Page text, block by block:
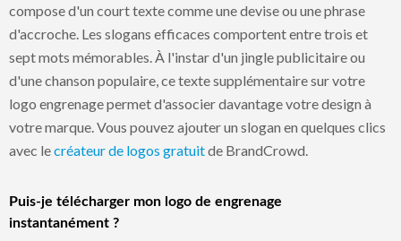
compose d'un court texte comme une devise ou une phrase
d'accroche. Les slogans efficaces comportent entre trois et
sept mots mémorables. À l'instar d'un jingle publicitaire ou
d'une chanson populaire, ce texte supplémentaire sur votre
logo engrenage permet d'associer davantage votre design à
votre marque. Vous pouvez ajouter un slogan en quelques clics
avec lecréateur de logos gratuitde BrandCrowd.
Puis-je télécharger mon logo de engrenage
instantanément ?